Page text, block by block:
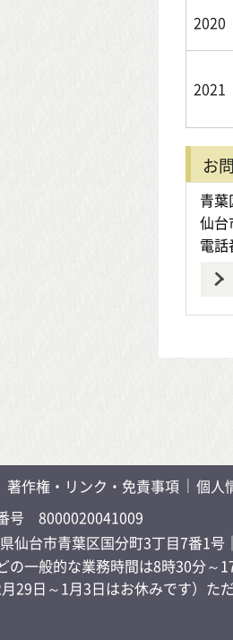
2020
2021
お
青
仙台
電
著作権・リンク・免責事項 個人
号 8000020041009
仙台市青葉区国分町3丁目7番1号
の一般的な業務時間は8時30分～
29日～1月3日はお休みです）た